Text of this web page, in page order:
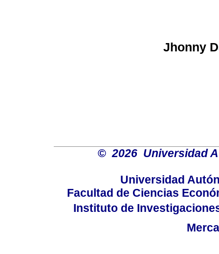
Jhonny
© 2026 Universidad
Universidad
Facultad de Ciencias
Instituto de